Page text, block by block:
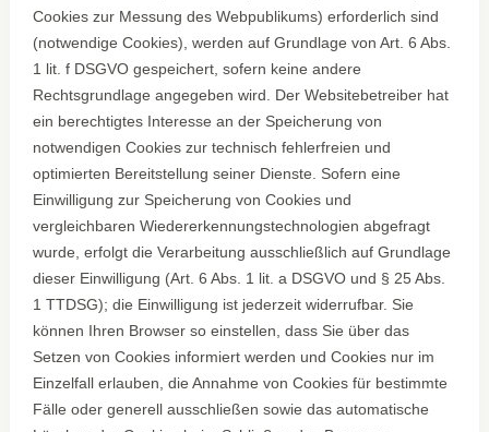
Cookies zur Messung des Webpublikums) erforderlich sind
(notwendige Cookies), werden auf Grundlage von Art. 6 Abs.
1 lit. f DSGVO gespeichert, sofern keine andere
Rechtsgrundlage angegeben wird. Der Websitebetreiber hat
ein berechtigtes Interesse an der Speicherung von
notwendigen Cookies zur technisch fehlerfreien und
optimierten Bereitstellung seiner Dienste. Sofern eine
Einwilligung zur Speicherung von Cookies und
vergleichbaren Wiedererkennungstechnologien abgefragt
wurde, erfolgt die Verarbeitung ausschließlich auf Grundlage
dieser Einwilligung (Art. 6 Abs. 1 lit. a DSGVO und § 25 Abs.
1 TTDSG); die Einwilligung ist jederzeit widerrufbar. Sie
können Ihren Browser so einstellen, dass Sie über das
Setzen von Cookies informiert werden und Cookies nur im
Einzelfall erlauben, die Annahme von Cookies für bestimmte
Fälle oder generell ausschließen sowie das automatische